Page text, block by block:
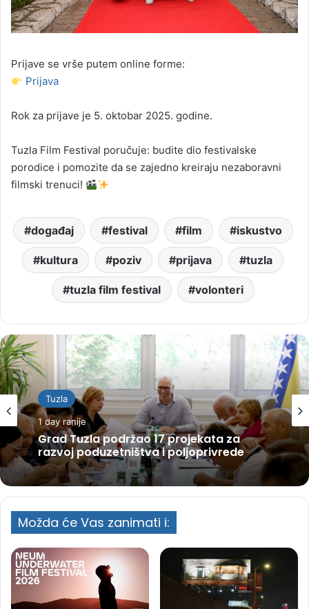
Prijave se vrše putem online forme:
Prijava
Rok za prijave je 5. oktobar 2025. godine.
Tuzla Film Festival poručuje: budite dio festivalske
porodice i pomozite da se zajedno kreiraju nezaboravni
filmski trenuci!
događaj festival film iskustvo
kultura poziv prijava tuzla
tuzla film festival volonteri
Tuzla
1 day ranije
Grad Tuzla podržao 17 projekata za
razvoj poduzetništva i poljoprivrede
Možda će Vas zanimati i: